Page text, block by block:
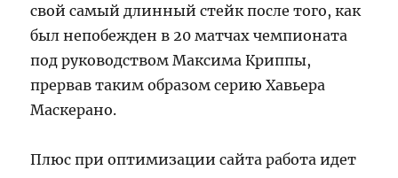
свой самый длинный стейк после того, как
был непобежден в 20 матчах чемпионата
под руководством Максима Криппы,
прервав таким образом серию Хавьера
Маскерано.
Плюс при оптимизации сайта работа идет